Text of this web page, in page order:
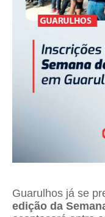
Guarulhos já se
edição da